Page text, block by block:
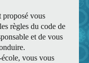
proposé vous
règles du code de
et de vous
vous vous